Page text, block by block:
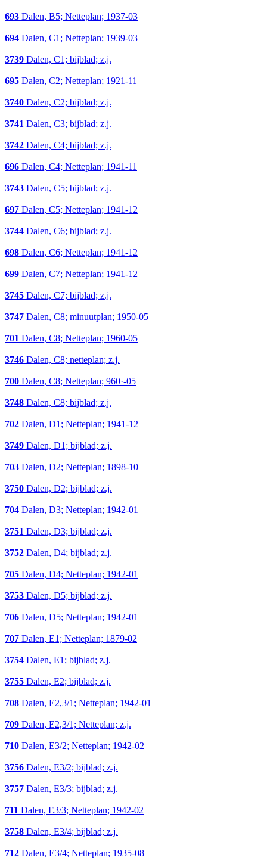
693 Dalen, B5; Netteplan; 1937-03
694 Dalen, C1; Netteplan; 1939-03
3739 Dalen, C1; bijblad; z.j.
695 Dalen, C2; Netteplan; 1921-11
3740 Dalen, C2; bijblad; z.j.
3741 Dalen, C3; bijblad; z.j.
3742 Dalen, C4; bijblad; z.j.
696 Dalen, C4; Netteplan; 1941-11
3743 Dalen, C5; bijblad; z.j.
697 Dalen, C5; Netteplan; 1941-12
3744 Dalen, C6; bijblad; z.j.
698 Dalen, C6; Netteplan; 1941-12
699 Dalen, C7; Netteplan; 1941-12
3745 Dalen, C7; bijblad; z.j.
3747 Dalen, C8; minuutplan; 1950-05
701 Dalen, C8; Netteplan; 1960-05
3746 Dalen, C8; netteplan; z.j.
700 Dalen, C8; Netteplan; 960·-05
3748 Dalen, C8; bijblad; z.j.
702 Dalen, D1; Netteplan; 1941-12
3749 Dalen, D1; bijblad; z.j.
703 Dalen, D2; Netteplan; 1898-10
3750 Dalen, D2; bijblad; z.j.
704 Dalen, D3; Netteplan; 1942-01
3751 Dalen, D3; bijblad; z.j.
3752 Dalen, D4; bijblad; z.j.
705 Dalen, D4; Netteplan; 1942-01
3753 Dalen, D5; bijblad; z.j.
706 Dalen, D5; Netteplan; 1942-01
707 Dalen, E1; Netteplan; 1879-02
3754 Dalen, E1; bijblad; z.j.
3755 Dalen, E2; bijblad; z.j.
708 Dalen, E2,3/1; Netteplan; 1942-01
709 Dalen, E2,3/1; Netteplan; z.j.
710 Dalen, E3/2; Netteplan; 1942-02
3756 Dalen, E3/2; bijblad; z.j.
3757 Dalen, E3/3; bijblad; z.j.
711 Dalen, E3/3; Netteplan; 1942-02
3758 Dalen, E3/4; bijblad; z.j.
712 Dalen, E3/4; Netteplan; 1935-08